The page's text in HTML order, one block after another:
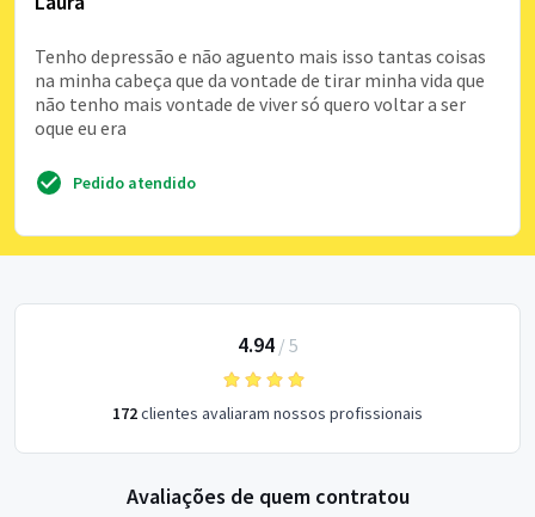
Tenho depressão e não aguento mais isso tantas coisas
na minha cabeça que da vontade de tirar minha vida que
não tenho mais vontade de viver só quero voltar a ser
oque eu era
Pedido atendido
4.94/ 5
172clientes avaliaram nossos profissionais
Avaliações de quem contratou